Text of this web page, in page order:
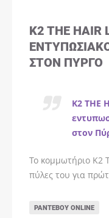
K2 THE HAIR
ΣΤΟΝ ΠΎΡΓΟ
K2 THE
στον
Το κομμωτήριο K2
πύλες του για
ΡΑΝΤΕΒΟΎ ONLINE